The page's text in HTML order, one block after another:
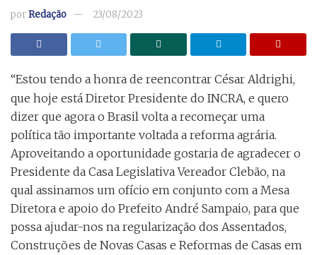
porRedação 23/08/2023
“Estou tendo a honra de reencontrar César Aldrighi,
que hoje está Diretor Presidente do INCRA, e quero
dizer que agora o Brasil volta a recomeçar uma
política tão importante voltada a reforma agrária.
Aproveitando a oportunidade gostaria de agradecer o
Presidente da Casa Legislativa Vereador Clebão, na
qual assinamos um ofício em conjunto com a Mesa
Diretora e apoio do Prefeito André Sampaio, para que
possa ajudar-nos na regularização dos Assentados,
Construções de Novas Casas e Reformas de Casas em